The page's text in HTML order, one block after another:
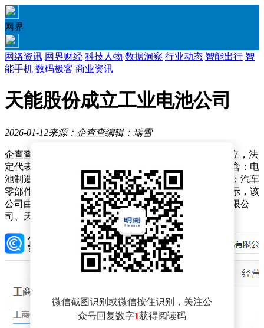
网界
网络资讯 网界财经 科技人物 数据洞察 行业动态 智能出行 智
能手机 数码极客 商业资讯
天能股份成立工业电池公司
2026-01-12来源：企查查编辑：瑞雪
企查查APP显示，近日，江苏天能工业电池有限公司成立，法
定代表人为程卫兵，注册资本为1000万元，经营范围包含：电
池制造；电池销售；电池零配件生产；电池零配件销售；汽车
零部件研发；汽车零部件再制造等。企查查股权穿透显示，该
公司由天能股份（688819）旗下浙江省长兴天能电源有限公
司、天能新能源（湖州）有限公司共同持股。
微信截图识别或微信按住识别，关注公
众号回复数字1获得阅读码